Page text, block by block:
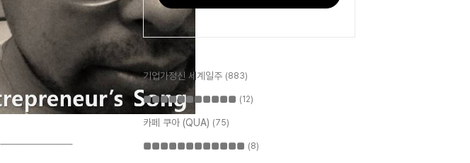
기업가정신 세계일주 (883)
■■■■■■■■■■■ (12)
카페 쿠아 (QUA) (75)
■■■■■■■■■■■■ (8)